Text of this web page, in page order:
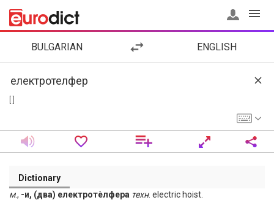
BULGARIAN ENGLISH
Dictionary
м., -и, (два) електротѐлфера техн. electric hoist.